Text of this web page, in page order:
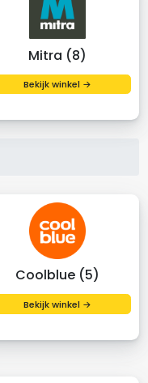
Mitra (8)
Bekijk winkel →
Coolblue (5)
Bekijk winkel →